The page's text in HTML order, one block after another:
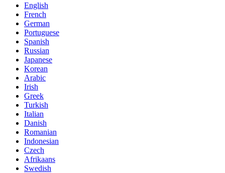
English
French
German
Portuguese
Spanish
Russian
Japanese
Korean
Arabic
Irish
Greek
Turkish
Italian
Danish
Romanian
Indonesian
Czech
Afrikaans
Swedish